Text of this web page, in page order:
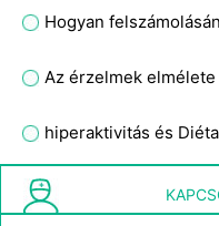
Hogyan
Az érzelmek
hiperaktivitás és Diéta
Játékokat játszani a